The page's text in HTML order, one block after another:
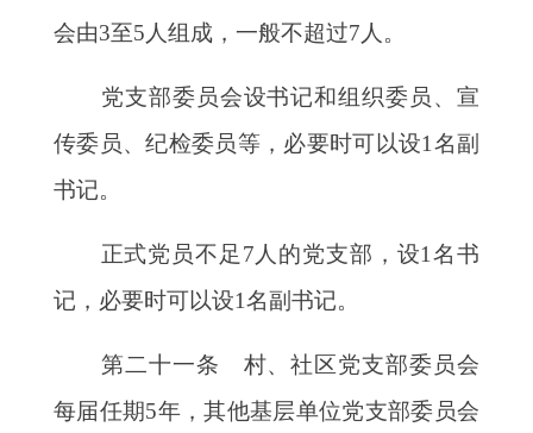
会由3至5人组成，一般不超过7人。
党支部委员会设书记和组织委员、宣
传委员、纪检委员等，必要时可以设1名副
书记。
正式党员不足 7人的党支部，设1名书
记，必要时可以设1名副书记。
第二十一条 村、社区党支部委员会
每届任期5年，其他基层单位党支部委员会